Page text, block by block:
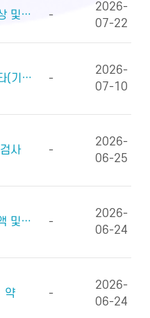
증상 및 징후(증상) -
2026-
07-22
기타(기타용어) -
2026-
07-10
검사 -
2026-
06-25
체액 및 전해질, 영양소 -
2026-
06-24
약 -
2026-
06-24